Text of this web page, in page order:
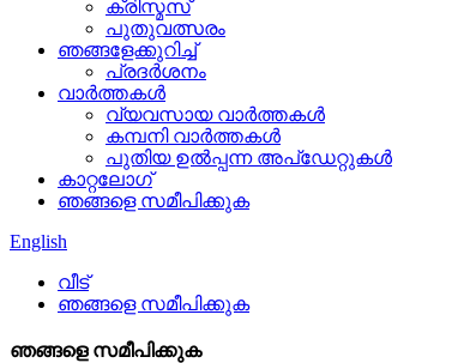
ക്രിസ്മസ്
പുതുവത്സരം
ഞങ്ങളേക്കുറിച്ച്
പ്രദർശനം
വാർത്തകൾ
വ്യവസായ വാർത്തകൾ
കമ്പനി വാർത്തകൾ
പുതിയ ഉൽപ്പന്ന അപ്‌ഡേറ്റുകൾ
കാറ്റലോഗ്
ഞങ്ങളെ സമീപിക്കുക
English
വീട്
ഞങ്ങളെ സമീപിക്കുക
ഞങ്ങളെ സമീപിക്കുക